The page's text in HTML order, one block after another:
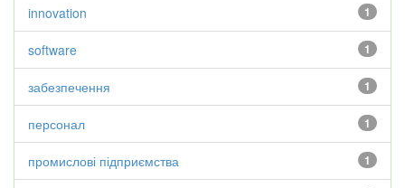
1
innovation
1
software
1
забезпечення
1
персонал
1
промислові підприємства